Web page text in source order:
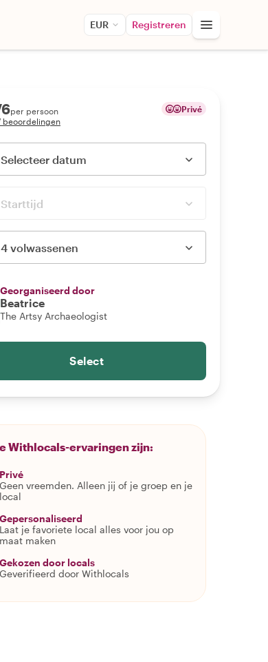
EUR Registreren
per persoon
beoordelingen
Privé
Selecteer datum
Starttijd
4 volwassenen
Georganiseerd door
Beatrice
The Artsy Archaeologist
Select
Withlocals-ervaringen zijn:
Privé
Geen vreemden. Alleen jij of je groep en je
local
Gepersonaliseerd
Laat je favoriete local alles voor jou op
maat maken
Gekozen door locals
Geverifieerd door Withlocals